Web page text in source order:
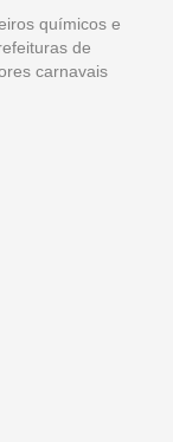
químicos e
de
carnavais